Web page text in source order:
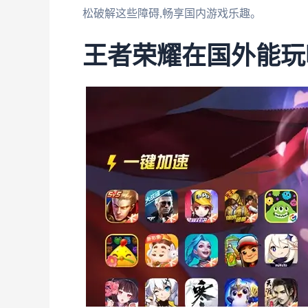
松破解这些障碍,畅享国内游戏乐趣。
王者荣耀在国外能